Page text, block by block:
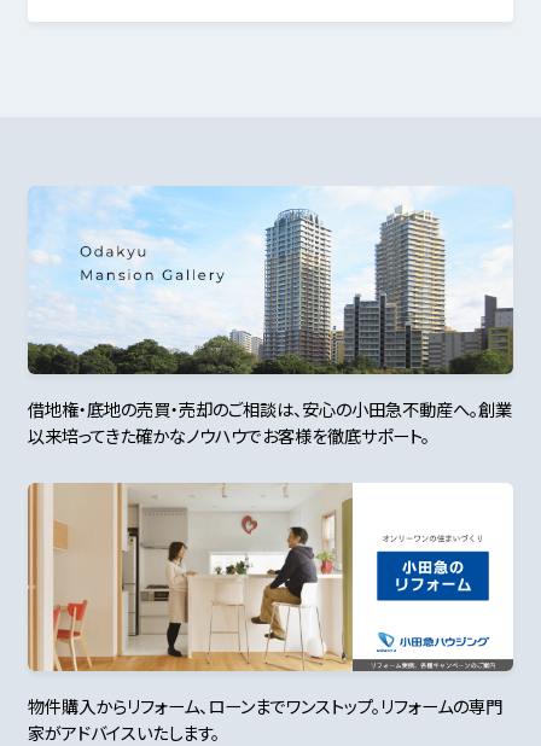
借地権・底地の売買・売却のご相談は、安心の小田急不動産へ。創業
以来培ってきた確かなノウハウでお客様を徹底サポート。
物件購入からリフォーム、ローンまでワンストップ。リフォームの専門
家がアドバイスいたします。